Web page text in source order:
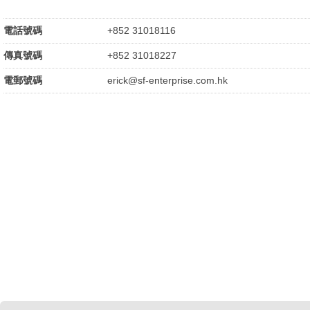
電話號碼 +852 31018116
傳真號碼 +852 31018227
電郵號碼 erick@sf-enterprise.com.hk